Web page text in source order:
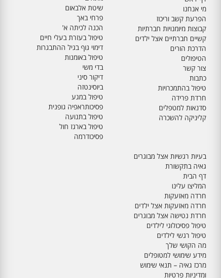
מי אנחנו
הפרעת קשב וריכוז
קבוצות מיומנויות חברתיות
קשיים חברתיים אצל ילדים
הדרכת הורים
הטיפולים
צור קשר
כתבות
טיפול בהתמכרויות
חרדת פרידה
סדנאות למטפלים
קליניקה להשכרה
שיטת אלבאום
פרחי באך
הכנה לכיתה א'
טיפול בעזרת בעלי חיים
דימוי גוף בגיל ההתבגרות
טיפול באומנות
בדי משי
דיקור סיני
ביוסינטזה
טיפול במגע
פסיכותראפיה גופנית
טיפול בתנועה
טיפול בארגז חול
פסיכודרמה
בעיות רגשיות אצל מבוגרים
גאיה בתקשורת
דף הבית
המליצו עלינו
חרדה מאזעקות
חרדה מאזעקות אצל ילדים
חרדת נטישה אצל מבוגרים
טיפול פסיכולוגי לילדים
טיפול רגשי לילדים
מה הקושי שלך
מידע שימושי למטופלים
מרכז גאיה – תנאי שימוש
ומדיניות פרטיות